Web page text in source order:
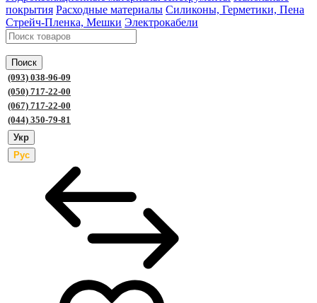
покрытия Расходные материалы Силиконы, Герметики, Пена
Стрейч-Пленка, Мешки Электрокабели
Поиск
(093) 038-96-09
(050) 717-22-00
(067) 717-22-00
(044) 350-79-81
Укр
Рус